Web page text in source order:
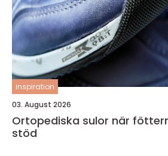
inspiration
03. August 2026
Ortopediska sulor när fötterna behöver mer
stöd